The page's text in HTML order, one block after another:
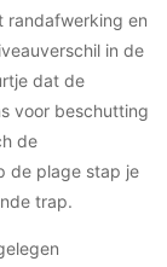
en
in de
dat de
voor beschutting
de
de plage stap je
trap.